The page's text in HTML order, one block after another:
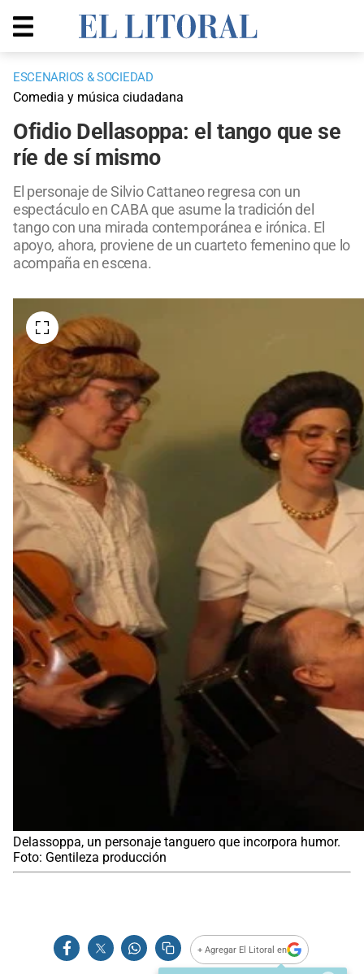
ESCENARIOS & SOCIEDAD
Comedia y música ciudadana
Ofidio Dellasoppa: el tango que se
ríe de sí mismo
El personaje de Silvio Cattaneo regresa con un
espectáculo en CABA que asume la tradición del
tango con una mirada contemporánea e irónica. El
apoyo, ahora, proviene de un cuarteto femenino que lo
acompaña en escena.
Delassoppa, un personaje tanguero que incorpora humor.
Foto: Gentileza producción
+ Agregar El Litoral en